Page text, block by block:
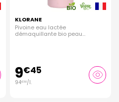
KLORANE
Pivoine eau lactée
démaquillante bio peau
9€45
94€50/l.